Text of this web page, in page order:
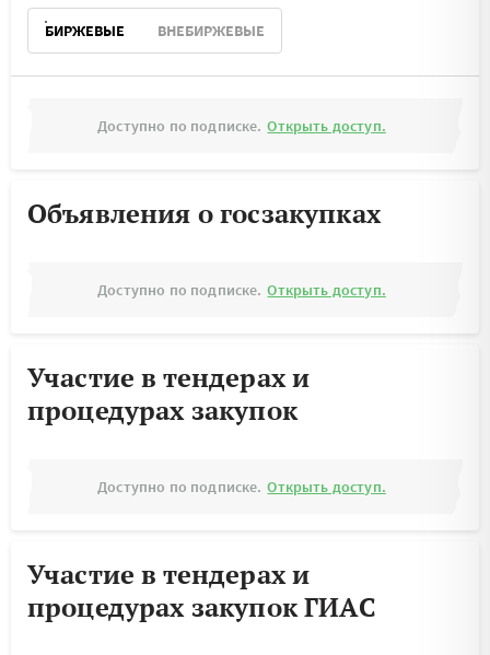
БИРЖЕВЫЕ ВНЕБИРЖЕВЫЕ
Доступно по подписке. Открыть доступ.
Объявления о госзакупках
Доступно по подписке. Открыть доступ.
Участие в тендерах и
процедурах закупок
Доступно по подписке. Открыть доступ.
Участие в тендерах и
процедурах закупок ГИАС